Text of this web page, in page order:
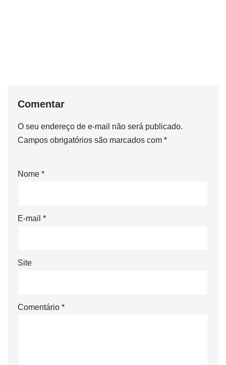
Comentar
O seu endereço de e-mail não será publicado.
Campos obrigatórios são marcados com *
Nome *
E-mail *
Site
Comentário *